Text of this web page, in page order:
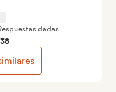
dadas